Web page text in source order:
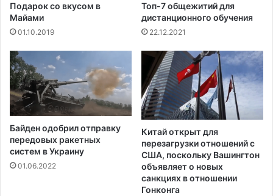
и
о
н
т
Е
в
р
о
п
ы
Подарок со вкусом в
Майами
01.10.2019
Топ-7 общежитий для
дистанционного обучения
22.12.2021
Байден одобрил отправку
передовых ракетных
систем в Украину
01.06.2022
Китай открыт для
перезагрузки отношений с
США, поскольку Вашингтон
объявляет о новых
санкциях в отношении
Гонконга